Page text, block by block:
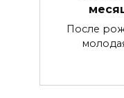
После